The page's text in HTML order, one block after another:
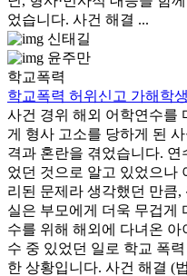
었습니다. 사건 해결 ...
신태길
윤주만
학교폭력
학교폭력 허위신고 가해학
사건 경위 해외 어학연수를
게 형사 고소를 당하게 된
격과 혼란을 겪었습니다.
었던 것으로 알고 있었으나
리된 문제라 생각했던 만큼
실은 부모에게 더욱 무겁게
수를 위해 해외에 다녀온
수 중 있었던 일로 학교 폭
한 상황입니다. 사건 해결 (